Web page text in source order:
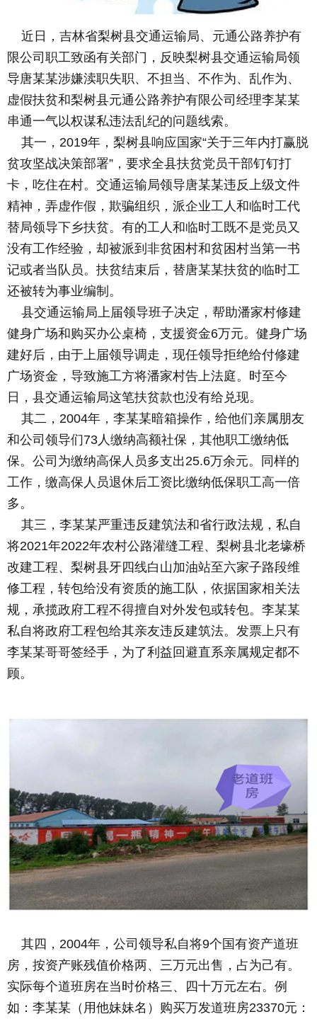
近日，吉林省梨树县交通运输局、元通公路养护有
限公司职工致函有关部门，反映梨树县交通运输局领
导唐某某涉嫌渎职失职、不担当、不作为、乱作为、
虚假扶贫和梨树县元通公路养护有限公司经理李某某
串通一气以权谋私违法乱纪的问题线索。
其一，2019年，梨树县响应国家“关于三年内打赢脱
贫攻坚战决策部署”，要求全县扶贫党员干部钉钉打
卡，吃住在村。交通运输局领导唐某某违反上级文件
精神，弄虚作假，欺骗组织，派企业工人和临时工代
替局领导下乡扶贫。有的工人和临时工既不是党员又
没有工作经验，却被派到非贫困村和贫困村当第一书
记或者当队员。扶贫结束后，替唐某某扶贫的临时工
还被转为事业编制。
县交通运输局上届领导班子决定，帮助潘家村修建
健身广场和购买办公桌椅，支援资金6万元。健身广场
建好后，由于上届领导调走，现任领导拒绝给付修建
广场资金，导致施工方将潘家村告上法庭。时至今
日，县交通运输局这笔扶贫款也没有给兑现。
其二，2004年，李某某暗箱操作，给他们亲属朋友
和公司领导们73人缴纳高额社保，其他职工缴纳低
保。公司为缴纳高保人员多支出25.6万余元。同样的
工作，缴高保人员退休后工资比缴纳低保职工高一倍
多。
其三，李某某严重违反建筑法和省行政法规，私自
将2021年2022年农村公路灌缝工程、梨树县北老壕桥
改建工程、梨树县牙四线白山加油站至六家子路段维
修工程，转包给没有资质的施工队，依据国家相关法
规，承揽政府工程不得擅自对外发包或转包。李某某
私自将政府工程包给其亲友违反建筑法。发票上只有
李某某哥哥签经手，为了利益回避直系亲属规定都不
顾。
其四，2004年，公司领导私自将9个国有资产道班
房，按资产账残值价格两、三万元出售，占为己有。
实际每个道班房在当时价格三、四十万元左右。例
如：李某某（用他妹妹名）购买万发道班房23370元：